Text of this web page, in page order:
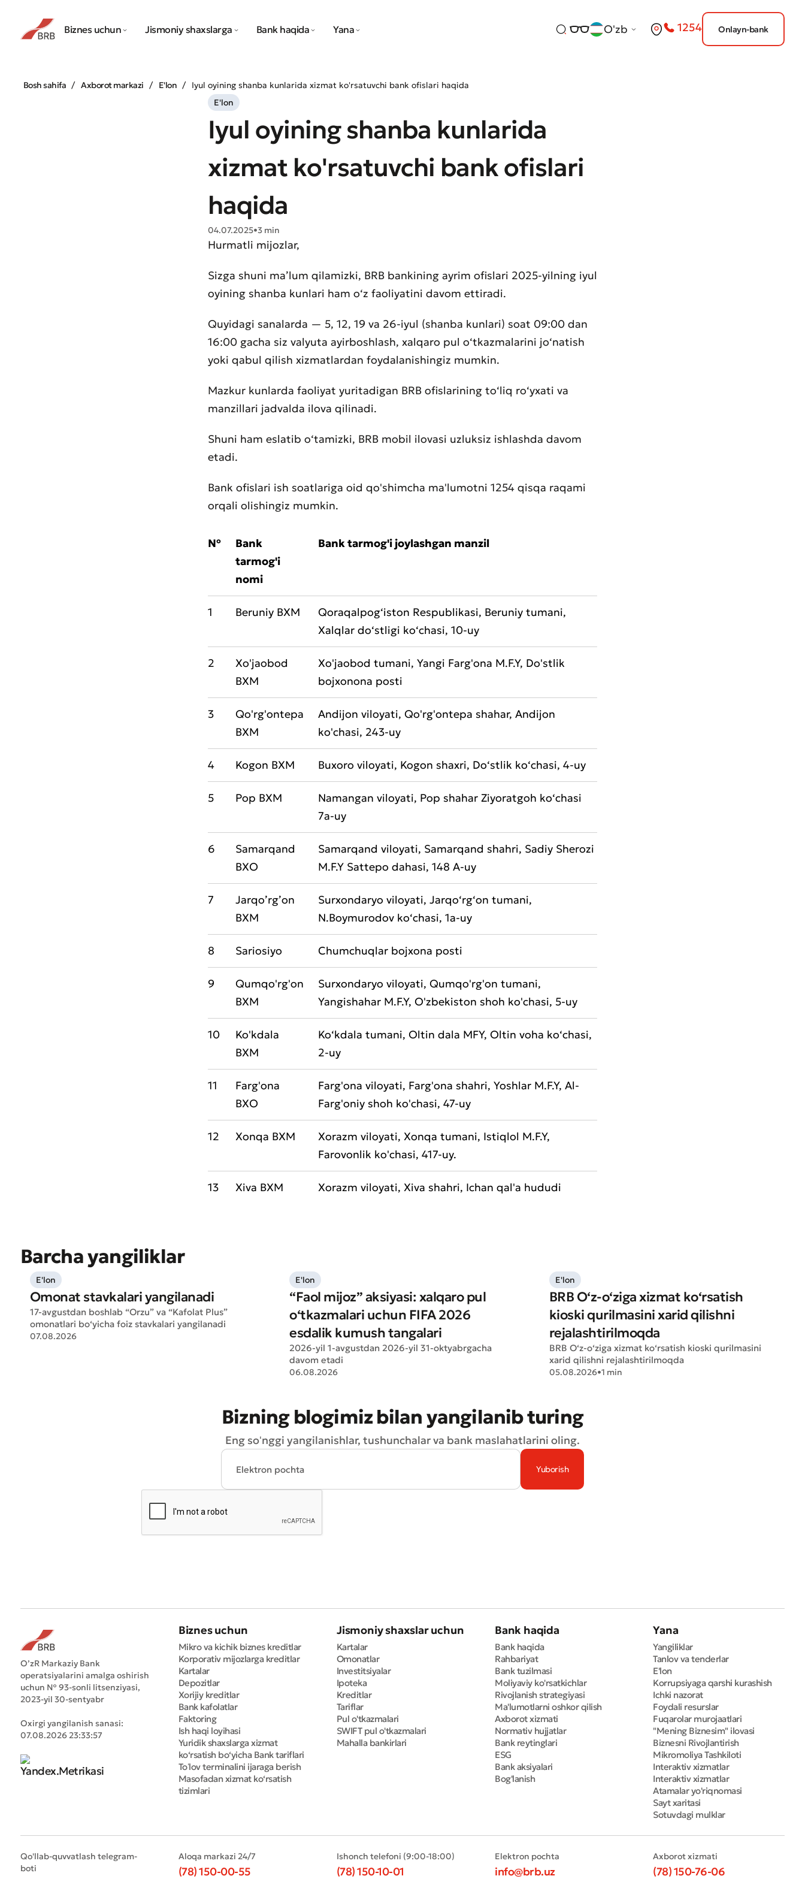
Biznes uchun Jismoniy shaxslarga Bank haqida Yana O'zb 1254 Onlayn-bank
Xizmat sifatini baholang
Yomon
Yuborish
Murojaat qoldirish
* Barcha maydonlar to'ldirilishi shart
Yuborish
Bosh sahifa Axborot markazi E'lon
Iyul oyining shanba kunlarida xizmat ko'rsatuvchi bank ofislari haqida
E'lon
Iyul oyining shanba kunlarida
xizmat ko'rsatuvchi bank ofislari
haqida
04.07.2025•3 min
Hurmatli mijozlar,
Sizga shuni ma’lum qilamizki, BRB bankining ayrim ofislari 2025-yilning iyul
oyining shanba kunlari ham o‘z faoliyatini davom ettiradi.
Quyidagi sanalarda — 5, 12, 19 va 26-iyul (shanba kunlari) soat 09:00 dan
16:00 gacha siz valyuta ayirboshlash, xalqaro pul o‘tkazmalarini jo‘natish
yoki qabul qilish xizmatlardan foydalanishingiz mumkin.
Mazkur kunlarda faoliyat yuritadigan BRB ofislarining to‘liq ro‘yxati va
manzillari jadvalda ilova qilinadi.
Shuni ham eslatib o‘tamizki, BRB mobil ilovasi uzluksiz ishlashda davom
etadi.
Bank ofislari ish soatlariga oid qo'shimcha ma'lumotni 1254 qisqa raqami
orqali olishingiz mumkin.
№
Bank
tarmog'i
nomi
Bank tarmog'i joylashgan manzil
1 Beruniy BXM
Qoraqalpog‘iston Respublikasi, Beruniy tumani,
Xalqlar do‘stligi ko‘chasi, 10-uy
2
Xo'jaobod
BXM
Xo'jaobod tumani, Yangi Farg'ona M.F.Y, Do'stlik
bojxonona posti
3
Qo'rg'ontepa
BXM
Andijon viloyati, Qo'rg'ontepa shahar, Andijon
ko'chasi, 243-uy
4 Kogon BXM Buxoro viloyati, Kogon shaxri, Do‘stlik ko‘chasi, 4-uy
5 Pop BXM
Namangan viloyati, Pop shahar Ziyoratgoh ko‘chasi
7a-uy
6
Samarqand
BXO
Samarqand viloyati, Samarqand shahri, Sadiy Sherozi
M.F.Y Sattepo dahasi, 148 A-uy
7
Jarqo’rg’on
BXM
Surxondaryo viloyati, Jarqo‘rg‘on tumani,
N.Boymurodov ko‘chasi, 1a-uy
8 Sariosiyo Chumchuqlar bojxona posti
9
Qumqo'rg'on
BXM
Surxondaryo viloyati, Qumqo'rg'on tumani,
Yangishahar M.F.Y, O'zbekiston shoh ko'chasi, 5-uy
10
Ko'kdala
BXM
Ko‘kdala tumani, Oltin dala MFY, Oltin voha ko‘chasi,
2-uy
11
Farg'ona
BXO
Farg'ona viloyati, Farg'ona shahri, Yoshlar M.F.Y, Al-
Farg'oniy shoh ko'chasi, 47-uy
12 Xonqa BXM
Xorazm viloyati, Xonqa tumani, Istiqlol M.F.Y,
Farovonlik ko'chasi, 417-uy.
13 Xiva BXM Xorazm viloyati, Xiva shahri, Ichan qal'a hududi
Barcha yangiliklar
E'lon
Omonat stavkalari yangilanadi
17-avgustdan boshlab “Orzu” va “Kafolat Plus”
omonatlari bo‘yicha foiz stavkalari yangilanadi
07.08.2026
E'lon
“Faol mijoz” aksiyasi: xalqaro pul
o‘tkazmalari uchun FIFA 2026
esdalik kumush tangalari
2026-yil 1-avgustdan 2026-yil 31-oktyabrgacha
davom etadi
06.08.2026
E'lon
BRB O‘z-o‘ziga xizmat ko‘rsatish
kioski qurilmasini xarid qilishni
rejalashtirilmoqda
BRB O‘z-o‘ziga xizmat ko‘rsatish kioski qurilmasini
xarid qilishni rejalashtirilmoqda
05.08.2026•1 min
Bizning blogimiz bilan yangilanib turing
Eng soʻnggi yangilanishlar, tushunchalar va bank maslahatlarini oling.
O’zR Markaziy Bank
operatsiyalarini amalga oshirish
uchun № 93-sonli litsenziyasi,
2023-yil 30-sentyabr
Oxirgi yangilanish sanasi:
07.08.2026 23:33:57
Biznes uchun
Mikro va kichik biznes kreditlar
Korporativ mijozlarga kreditlar
Kartalar
Depozitlar
Xorijiy kreditlar
Bank kafolatlar
Faktoring
Ish haqi loyihasi
Yuridik shaxslarga xizmat
ko‘rsatish bo‘yicha Bank tariflari
Toʻlov terminalini ijaraga berish
Masofadan xizmat ko‘rsatish
tizimlari
Jismoniy shaxslar uchun
Kartalar
Omonatlar
Investitsiyalar
Ipoteka
Kreditlar
Tariflar
Pul o'tkazmalari
SWIFT pul o'tkazmalari
Mahalla bankirlari
Bank haqida
Bank haqida
Rahbariyat
Bank tuzilmasi
Moliyaviy ko'rsatkichlar
Rivojlanish strategiyasi
Ma'lumotlarni oshkor qilish
Axborot xizmati
Normativ hujjatlar
Bank reytinglari
ESG
Bank aksiyalari
Bog'lanish
Yana
Yangiliklar
Tanlov va tenderlar
E'lon
Korrupsiyaga qarshi kurashish
Ichki nazorat
Foydali resurslar
Fuqarolar murojaatlari
"Mening Biznesim" ilovasi
Biznesni Rivojlantirish
Mikromoliya Tashkiloti
Interaktiv xizmatlar
Interaktiv xizmatlar
Atamalar yo'riqnomasi
Sayt xaritasi
Sotuvdagi mulklar
Qo'llab-quvvatlash telegram-
boti
Aloqa markazi 24/7
(78) 150-00-55
Ishonch telefoni (9:00-18:00)
(78) 150-10-01
Elektron pochta
info@brb.uz
Axborot xizmati
(78) 150-76-06